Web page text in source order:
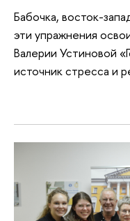
Бабочка, восток-
эти упражнения
Валерии Устиновой
источник стресса и